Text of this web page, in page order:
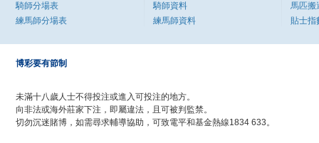
騎師分場表
練馬師分場表
騎師資料
練馬師資料
馬匹搬
貼士指
博彩要有節制
未滿十八歲人士不得投注或進入可投注的地方。
向非法或海外莊家下注，即屬違法，且可被判監禁。
切勿沉迷賭博，如需尋求輔導協助，可致電平和基金熱線1834 633。